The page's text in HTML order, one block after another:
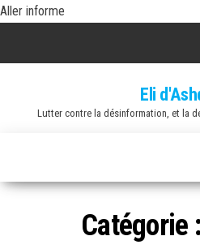
Aller informe
Eli
Lutter contre la désinformation, et la
Catégorie :